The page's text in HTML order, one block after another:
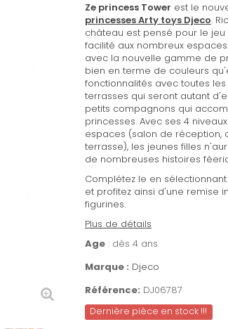
Ze princess Tower est le
princesses Arty toys Djeco.
château est pensé pour le
facilité aux nombreux
avec la nouvelle gamme de
bien en terme de couleurs
fonctionnalités avec toutes
terrasses qui seront autant
petits compagnons qui
princesses. Avec ses 4
espaces (salon de réception,
terrasse), les jeunes filles
de nombreuses histoires
Complétez le en
et profitez ainsi d'une remise
figurines.
Plus de détails
Age : dès 4 ans
Marque : Djeco
Référence: DJ06787
Dernière pièce en stock !!!